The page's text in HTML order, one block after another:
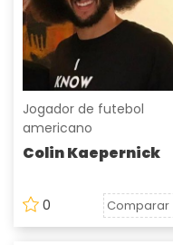
Jogador de futebol
americano
Colin Kaepernick
0 Comparar